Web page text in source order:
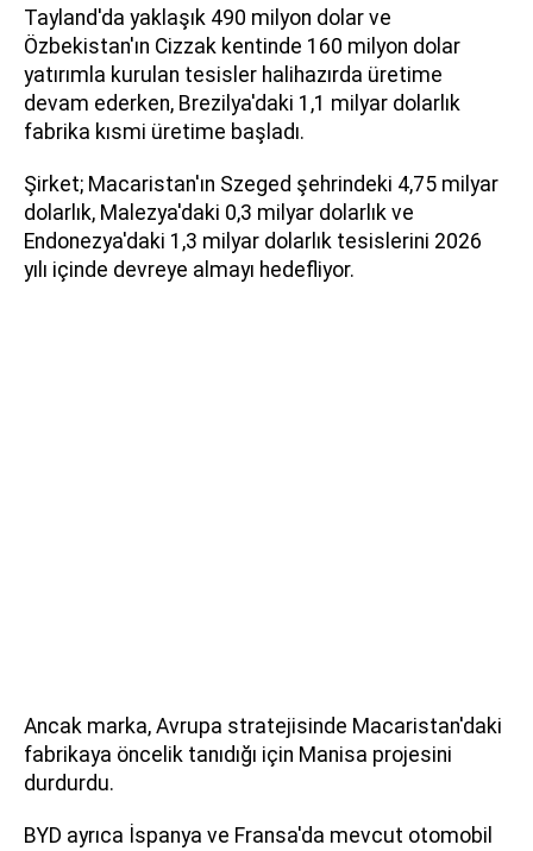
Tayland'da yaklaşık 490 milyon dolar ve
Özbekistan'ın Cizzak kentinde 160 milyon dolar
yatırımla kurulan tesisler halihazırda üretime
devam ederken, Brezilya'daki 1,1 milyar dolarlık
fabrika kısmi üretime başladı.
Şirket; Macaristan'ın Szeged şehrindeki 4,75 milyar
dolarlık, Malezya'daki 0,3 milyar dolarlık ve
Endonezya'daki 1,3 milyar dolarlık tesislerini 2026
yılı içinde devreye almayı hedefliyor.
Ancak marka, Avrupa stratejisinde Macaristan'daki
fabrikaya öncelik tanıdığı için Manisa projesini
durdurdu.
BYD ayrıca İspanya ve Fransa'da mevcut otomobil